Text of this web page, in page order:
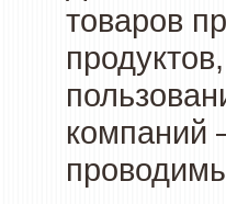
товаров
компаний